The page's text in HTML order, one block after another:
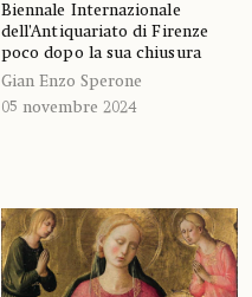
Biennale Internazionale
dell’Antiquariato di Firenze
poco dopo la sua chiusura
Gian Enzo Sperone
05 novembre 2024